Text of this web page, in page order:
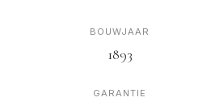
BOUWJAAR
1893
GARANTIE